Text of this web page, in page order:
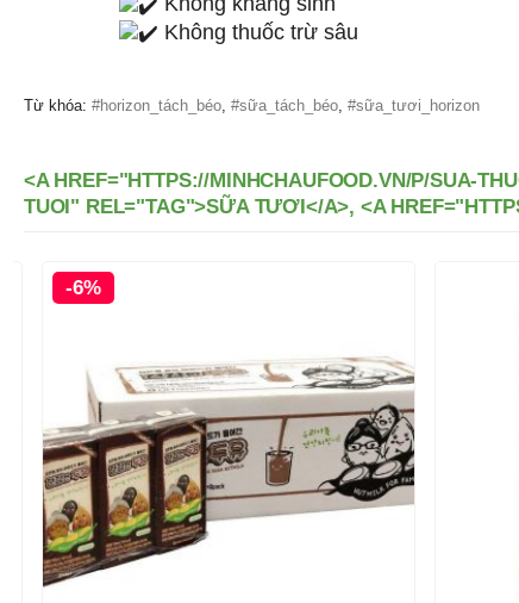
Không thuốc trừ sâu
Từ khóa: #horizon_tách_béo #sữa_tách_béo #sữa_tươi_horizon
<A HREF="HTTPS://MINHCHAUFOOD.VN/P/SUA-
TUOI" REL="TAG">SỮA TƯƠI</A>, <A
-6%